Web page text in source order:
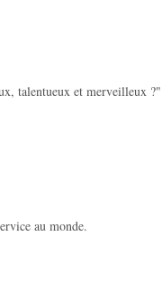
talentueux et merveilleux ?"
au monde.